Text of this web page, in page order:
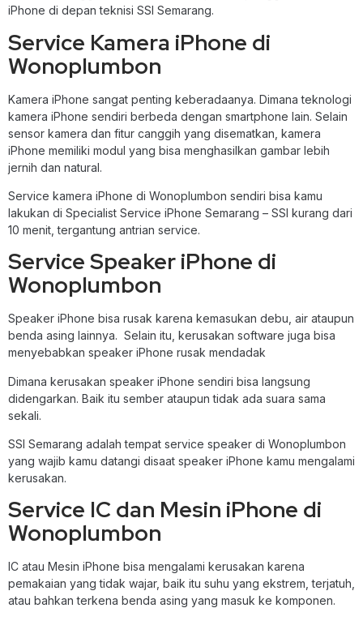
iPhone di depan teknisi SSI Semarang.
Service Kamera iPhone di
Wonoplumbon
Kamera iPhone sangat penting keberadaanya. Dimana teknologi
kamera iPhone sendiri berbeda dengan smartphone lain. Selain
sensor kamera dan fitur canggih yang disematkan, kamera
iPhone memiliki modul yang bisa menghasilkan gambar lebih
jernih dan natural.
Service kamera iPhone di Wonoplumbon sendiri bisa kamu
lakukan di Specialist Service iPhone Semarang – SSI kurang dari
10 menit, tergantung antrian service.
Service Speaker iPhone di
Wonoplumbon
Speaker iPhone bisa rusak karena kemasukan debu, air ataupun
benda asing lainnya. Selain itu, kerusakan software juga bisa
menyebabkan speaker iPhone rusak mendadak
Dimana kerusakan speaker iPhone sendiri bisa langsung
didengarkan. Baik itu sember ataupun tidak ada suara sama
sekali.
SSI Semarang adalah tempat service speaker di Wonoplumbon
yang wajib kamu datangi disaat speaker iPhone kamu mengalami
kerusakan.
Service IC dan Mesin iPhone di
Wonoplumbon
IC atau Mesin iPhone bisa mengalami kerusakan karena
pemakaian yang tidak wajar, baik itu suhu yang ekstrem, terjatuh,
atau bahkan terkena benda asing yang masuk ke komponen.